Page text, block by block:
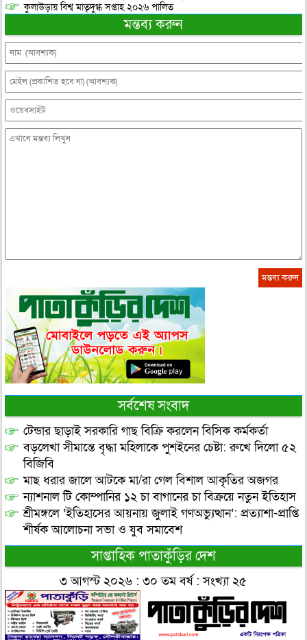
কুলাউড়ায় বিশ্ব মাতৃদুগ্ধ সপ্তাহ ২০২৬ পালিত
মন্তব্য করুন
সর্বশেষ সংবাদ
টেন্ডার ছাড়াই সরকারি গাছ বিক্রি করলেন বিসিক কর্মকর্তা
বড়লেখা সীমান্তে বৃদ্ধা মহিলাকে পুশইনের চেষ্টা: রুখে দিলো ৫২
বিজিবি
মাছ ধরার জালে আটকে মা/রা গেল বিশাল আকৃতির অজগর
ন্যাশনাল টি কোম্পানির ১২ চা বাগানের চা বিক্রয়ে নতুন ইতিহাস
শ্রীমঙ্গলে ‘ইতিহাসের আয়নায় জুলাই গণঅভ্যুত্থান’: প্রত্যাশা-প্রাপ্তি
শীর্ষক আলোচনা সভা ও যুব সমাবেশ
সাপ্তাহিক পাতাকুঁড়ির দেশ
৩ আগস্ট ২০২৬ : ৩০ তম বর্ষ : সংখ্যা ২৫